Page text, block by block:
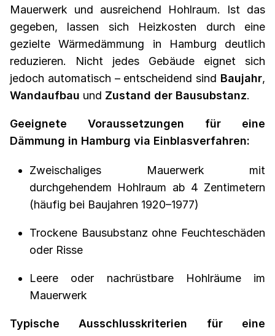
Mauerwerk und ausreichend Hohlraum. Ist das
gegeben, lassen sich Heizkosten durch eine
gezielte Wärmedämmung in Hamburg deutlich
reduzieren. Nicht jedes Gebäude eignet sich
jedoch automatisch – entscheidend sind Baujahr,
Wandaufbau und Zustand der Bausubstanz.
Geeignete Voraussetzungen für eine
Dämmung in Hamburg via Einblasverfahren:
Zweischaliges Mauerwerk mit
durchgehendem Hohlraum ab 4 Zentimetern
(häufig bei Baujahren 1920–1977)
Trockene Bausubstanz ohne Feuchteschäden
oder Risse
Leere oder nachrüstbare Hohlräume im
Mauerwerk
Typische Ausschlusskriterien für eine